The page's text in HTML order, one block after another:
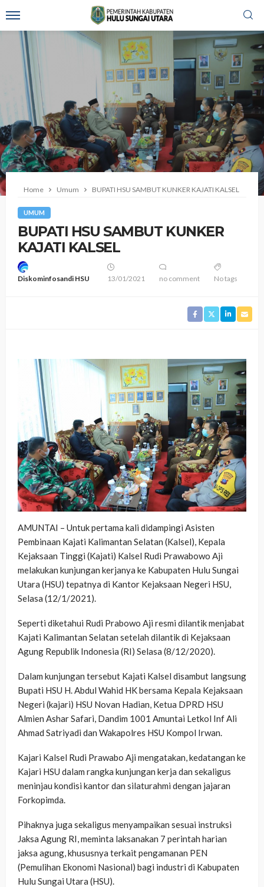
Home Umum BUPATI HSU SAMBUT KUNKER KAJATI KALSEL
UMUM
BUPATI HSU SAMBUT KUNKER
KAJATI KALSEL
Diskominfosandi HSU 13/01/2021 no comment No tags
AMUNTAI – Untuk pertama kali didampingi Asisten
Pembinaan Kajati Kalimantan Selatan (Kalsel), Kepala
Kejaksaan Tinggi (Kajati) Kalsel Rudi Prawabowo Aji
melakukan kunjungan kerjanya ke Kabupaten Hulu Sungai
Utara (HSU) tepatnya di Kantor Kejaksaan Negeri HSU,
Selasa (12/1/2021).
Seperti diketahui Rudi Prabowo Aji resmi dilantik menjabat
Kajati Kalimantan Selatan setelah dilantik di Kejaksaan
Agung Republik Indonesia (RI) Selasa (8/12/2020).
Dalam kunjungan tersebut Kajati Kalsel disambut langsung
Bupati HSU H. Abdul Wahid HK bersama Kepala Kejaksaan
Negeri (kajari) HSU Novan Hadian, Ketua DPRD HSU
Almien Ashar Safari, Dandim 1001 Amuntai Letkol Inf Ali
Ahmad Satriyadi dan Wakapolres HSU Kompol Irwan.
Kajari Kalsel Rudi Prawabo Aji mengatakan, kedatangan ke
Kajari HSU dalam rangka kunjungan kerja dan sekaligus
meninjau kondisi kantor dan silaturahmi dengan jajaran
Forkopimda.
Pihaknya juga sekaligus menyampaikan sesuai instruksi
Jaksa Agung RI, meminta laksanakan 7 perintah harian
jaksa agung, khususnya terkait pengamanan PEN
(Pemulihan Ekonomi Nasional) bagi industri di Kabupaten
Hulu Sungai Utara (HSU).